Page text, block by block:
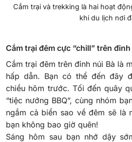
Cắm trại và trekking là hai hoạt
khi du lịch nơi
Cắm trại đêm cực “chill” trên
Cắm trại đêm trên đỉnh núi Bà là
hấp dẫn. Bạn có thể đến đây
chiều hôm trước. Tối đến quây
“tiệc nướng BBQ”, cùng nhóm
ngắm cả biển sao về đêm sẽ là
bạn không bao giờ quên!
Sáng hôm sau bạn nhớ dậy